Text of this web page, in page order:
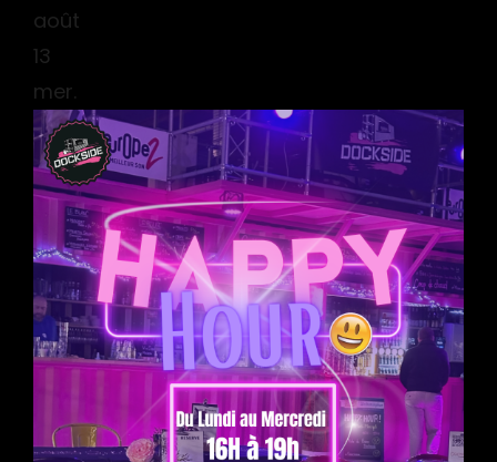
août
13
mer.